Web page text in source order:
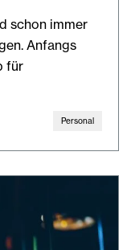
schon immer
Anfangs
für
Personal